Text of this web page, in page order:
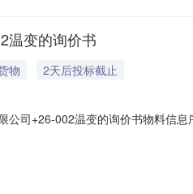
温变的询价书
物
2天后投标截止
公司+26-002温变的询价书物料信
费用）：包含在物料价格中报价